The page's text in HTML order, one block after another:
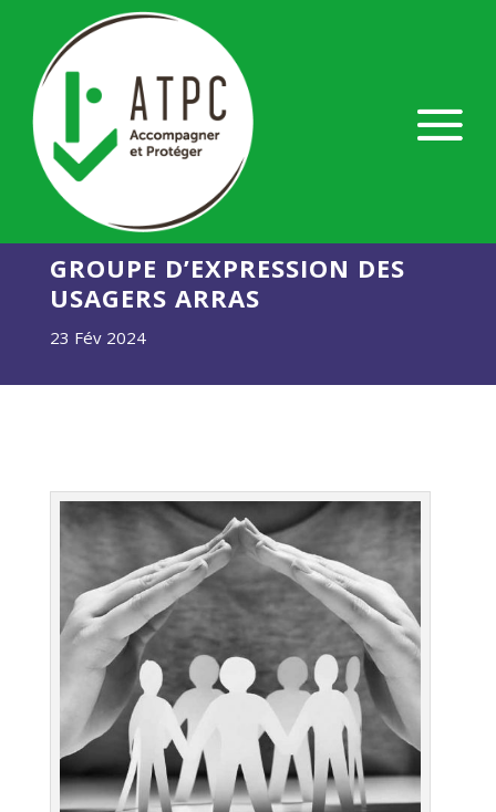
GROUPE D’EXPRESSION DES
USAGERS ARRAS
23 Fév 2024